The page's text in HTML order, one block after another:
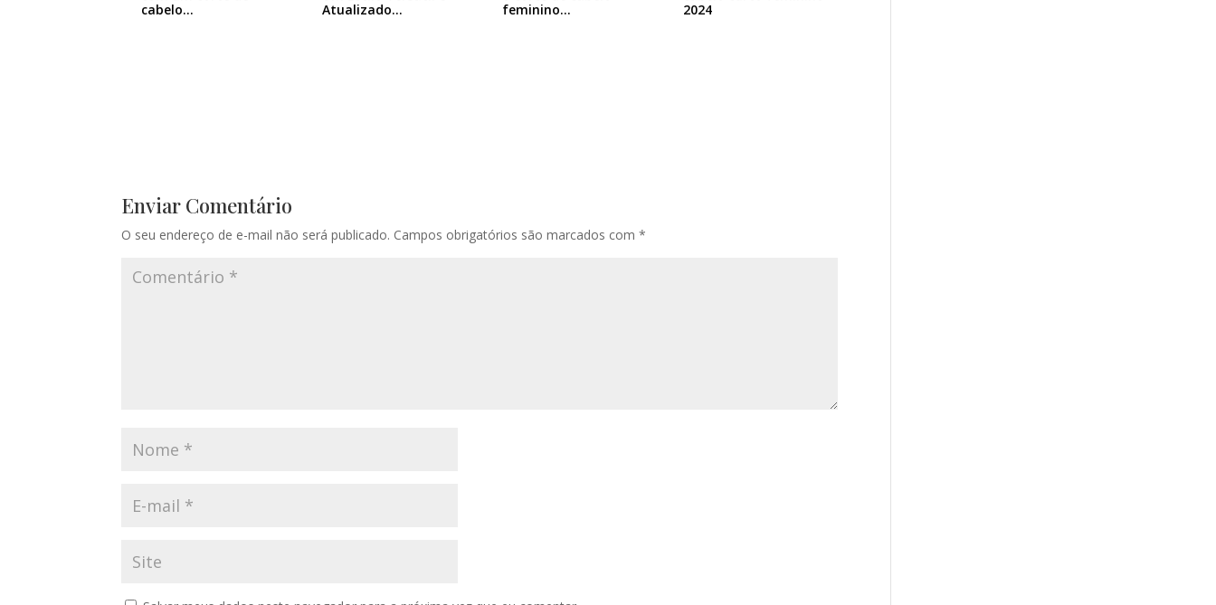
cabelo…
Atualizado…
feminino…
2024
Enviar Comentário
O seu endereço de e-mail não será publicado. Campos obrigatórios são marcados com*